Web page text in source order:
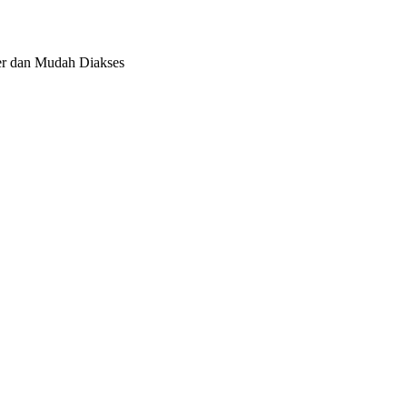
dan Mudah Diakses